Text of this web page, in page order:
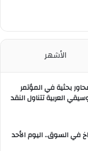
الأشهر
دورته ال 34 : 4 محاور بحثية في المؤتمر
العربية تتناول النقد
في السوق.. اليوم الأحد